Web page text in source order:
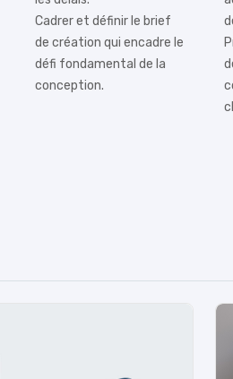
Cadrer et définir le brief
de création qui encadre le
défi fondamental de la
conception.